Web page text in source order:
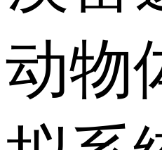
动物